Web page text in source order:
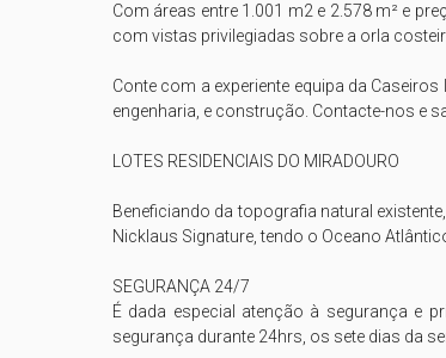
Com áreas entre 1.001 m2 e 2.578 m² e
com vistas privilegiadas sobre a orla
Conte com a experiente equipa da
engenharia, e construção. Contacte-nos e
LOTES RESIDENCIAIS DO MIRADOURO
Beneficiando da topografia natural
Nicklaus Signature, tendo o Oceano
SEGURANÇA 24/7
É dada especial atenção à segurança e
segurança durante 24hrs, os sete dias da